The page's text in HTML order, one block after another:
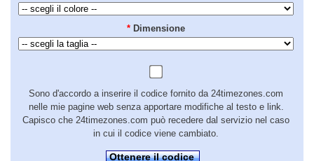
* Dimensione
Sono d'accordo a inserire il codice fornito da 24timezones.com
nelle mie pagine web senza apportare modifiche al testo e link.
Capisco che 24timezones.com può recedere dal servizio nel caso
in cui il codice viene cambiato.
Ottenere il codice